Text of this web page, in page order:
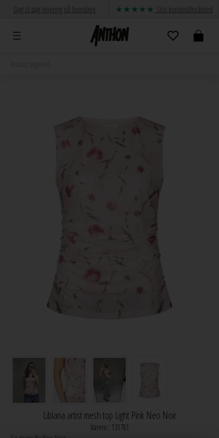
Dag til dag levering på hverdage Stor kundetilfredshed
Liblana artist mesh top Light Pink Neo Noir
Varenr.: 131781